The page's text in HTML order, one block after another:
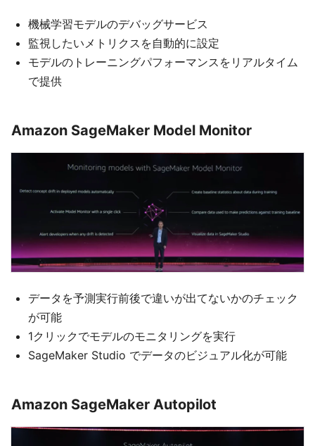
機械学習モデルのデバッグサービス
監視したいメトリクスを自動的に設定
モデルのトレーニングパフォーマンスをリアルタイム
で提供
Amazon SageMaker Model Monitor
データを予測実行前後で違いが出てないかのチェック
が可能
1クリックでモデルのモニタリングを実行
SageMaker Studio でデータのビジュアル化が可能
Amazon SageMaker Autopilot